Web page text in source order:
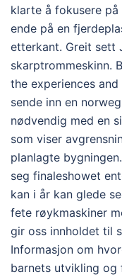
klarte å fokusere
ende på en
etterkant. Greit sett
skarptrommeskinn.
the experiences
sende inn en
nødvendig med en
som viser
planlagte
seg finaleshowet
kan i år kan glede
fete røykmaskiner
gir oss innholdet til
Informasjon om
barnets utvikling